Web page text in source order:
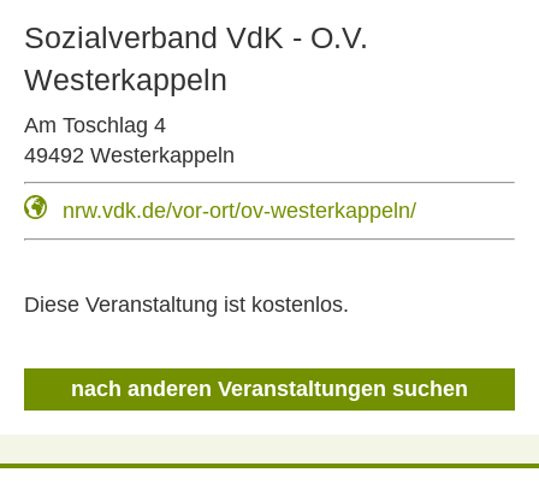
nach anderen Veranstaltungen suchen
Sozialverband VdK - O.V.
Westerkappeln
Am Toschlag 4
49492 Westerkappeln
nrw.vdk.de/vor-ort/ov-westerkappeln/
Diese Veranstaltung ist kostenlos.